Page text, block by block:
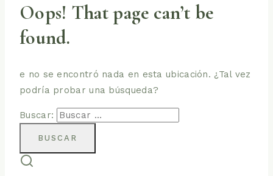
Oops! That page can’t be
found.
e no se encontró nada en esta ubicación. ¿Tal vez
podría probar una búsqueda?
Buscar: